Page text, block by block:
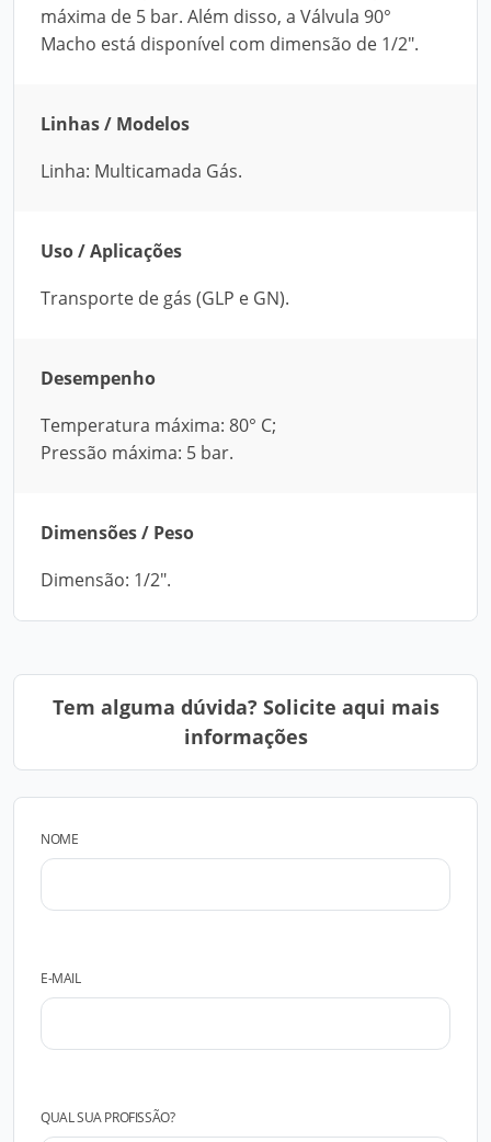
máxima de 5 bar. Além disso, a Válvula 90°
Macho está disponível com dimensão de 1/2".
Linhas / Modelos
Linha: Multicamada Gás.
Uso / Aplicações
Transporte de gás (GLP e GN).
Desempenho
Temperatura máxima: 80° C;
Pressão máxima: 5 bar.
Dimensões / Peso
Dimensão: 1/2".
Tem alguma dúvida? Solicite aqui mais
informações
NOME
E-MAIL
QUAL SUA PROFISSÃO?